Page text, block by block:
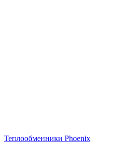
Теплообменники Phoenix